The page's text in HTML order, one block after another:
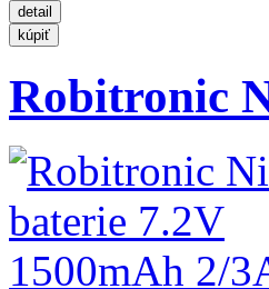
Robitronic